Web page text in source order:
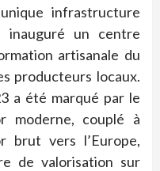
infrastructure
inauguré un centre
artisanale du
producteurs locaux.
a été marqué par le
moderne, couplé à
brut vers l’Europe,
de valorisation sur